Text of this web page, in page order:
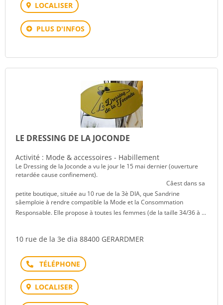
LOCALISER
PLUS D'INFOS
LE DRESSING DE LA JOCONDE
Activité : Mode & accessoires - Habillement
Le Dressing de la Joconde a vu le jour le 15 mai dernier (ouverture
retardée cause confinement).
Câest dans sa
petite boutique, située au 10 rue de la 3è DIA, que Sandrine
sâemploie à rendre compatible la Mode et la Consommation
Responsable. Elle propose à toutes les femmes (de la taille 34/36 à ...
10 rue de la 3e dia 88400 GERARDMER
Téléphone
LOCALISER